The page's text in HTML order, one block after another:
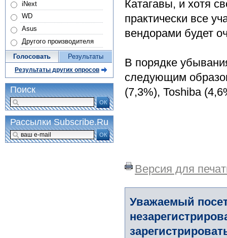
Катагавы, и хотя
практически все
вендорами будет
В порядке
следующим
(7,3%), Toshiba
Версия для
Уважаемый
iNext
WD
Asus
Другого производителя
Голосовать Результаты
Результаты других опросов
Поиск
ОК
Рассылки Subscribe.Ru
ОК